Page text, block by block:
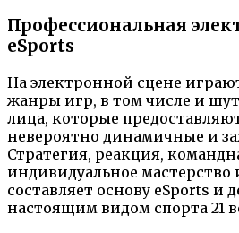
Профессиональная
eSports
На электронной сцене
жанры игр, в том числе и
лица, которые
невероятно динамичные и
Стратегия, реакция,
индивидуальное мастерство
составляет основу eSports и
настоящим видом спорта 21